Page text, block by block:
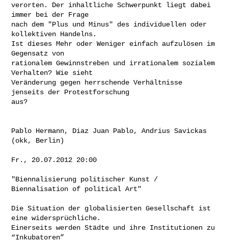
verorten. Der inhaltliche Schwerpunkt liegt dabei
immer bei der Frage
nach dem "Plus und Minus" des individuellen oder
kollektiven Handelns.
Ist dieses Mehr oder Weniger einfach aufzulösen im
Gegensatz von
rationalem Gewinnstreben und irrationalem sozialem
Verhalten? Wie sieht
Veränderung gegen herrschende Verhältnisse
jenseits der Protestforschung
aus?
Pablo Hermann, Diaz Juan Pablo, Andrius Savickas
(okk, Berlin)
Fr., 20.07.2012 20:00
"Biennalisierung politischer Kunst /
Biennalisation of political Art"
Die Situation der globalisierten Gesellschaft ist
eine widersprüchliche.
Einerseits werden Städte und ihre Institutionen zu
“Inkubatoren”